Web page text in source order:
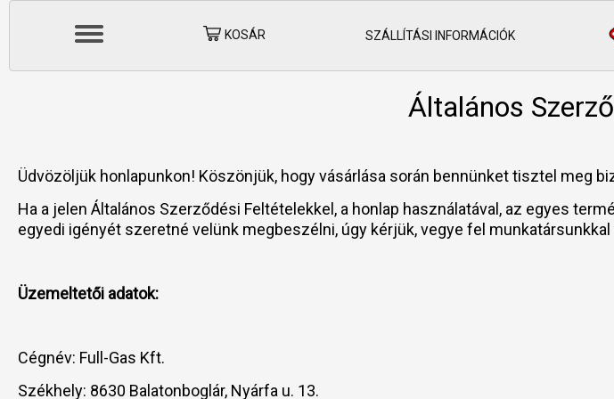
KOSÁR SZÁLLÍTÁSI INFORMÁCIÓK
Általános
Üdvözöljük honlapunkon! Köszönjük, hogy vásárlása során bennünket tisztel meg
Ha a jelen Általános Szerződési Feltételekkel, a honlap használatával, az egyes
egyedi igényét szeretné velünk megbeszélni, úgy kérjük, vegye fel
Üzemeltetői adatok:
Cégnév: Full-Gas Kft.
Székhely: 8630 Balatonboglár, Nyárfa u. 13.